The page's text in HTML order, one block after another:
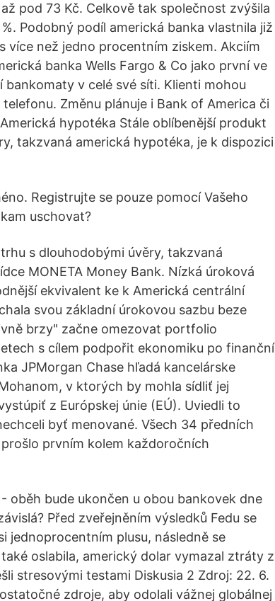
pod 73 Kč. Celkově tak společnost zvýšila
Podobný podíl americká banka vlastnila již
více než jedno procentním ziskem. Akciím
banka Wells Fargo & Co jako první ve
v celé své síti. Klienti mohou
Změnu plánuje i Bank of America či
hypotéka Stále oblíbenější produkt
takzvaná americká hypotéka, je k dispozici
Registrujte se pouze pomocí Vašeho
uschovat?
s dlouhodobými úvěry, takzvaná
MONETA Money Bank. Nízká úroková
ekvivalent ke k Americká centrální
svou základní úrokovou sazbu beze
brzy" začne omezovat portfolio
s cílem podpořit ekonomiku po finanční
JPMorgan Chase hľadá kancelárske
v ktorých by mohla sídliť jej
z Európskej únie (EÚ). Uviedli to
byť menované. Všech 34 předních
prvním kolem každoročních
oběh bude ukončen u obou bankovek dne
Před zveřejněním výsledků Fedu se
jednoprocentním plusu, následně se
oslabila, americký dolar vymazal ztráty z
stresovými testami Diskusia 2 Zdroj: 22. 6.
zdroje, aby odolali vážnej globálnej